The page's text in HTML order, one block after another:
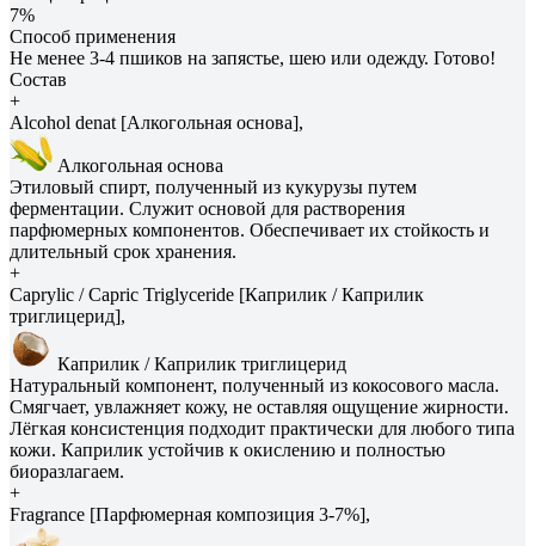
7%
Способ применения
Не менее 3-4 пшиков на запястье, шею или одежду. Готово!
Состав
+
Alcohol denat [Алкогольная основа],
Алкогольная основа
Этиловый спирт, полученный из кукурузы путем
ферментации. Служит основой для растворения
парфюмерных компонентов. Обеспечивает их стойкость и
длительный срок хранения.
+
Caprylic / Capric Triglyceride [Каприлик / Каприлик
триглицерид],
Каприлик / Каприлик триглицерид
Натуральный компонент, полученный из кокосового масла.
Смягчает, увлажняет кожу, не оставляя ощущение жирности.
Лёгкая консистенция подходит практически для любого типа
кожи. Каприлик устойчив к окислению и полностью
биоразлагаем.
+
Fragrance [Парфюмерная композиция 3-7%],